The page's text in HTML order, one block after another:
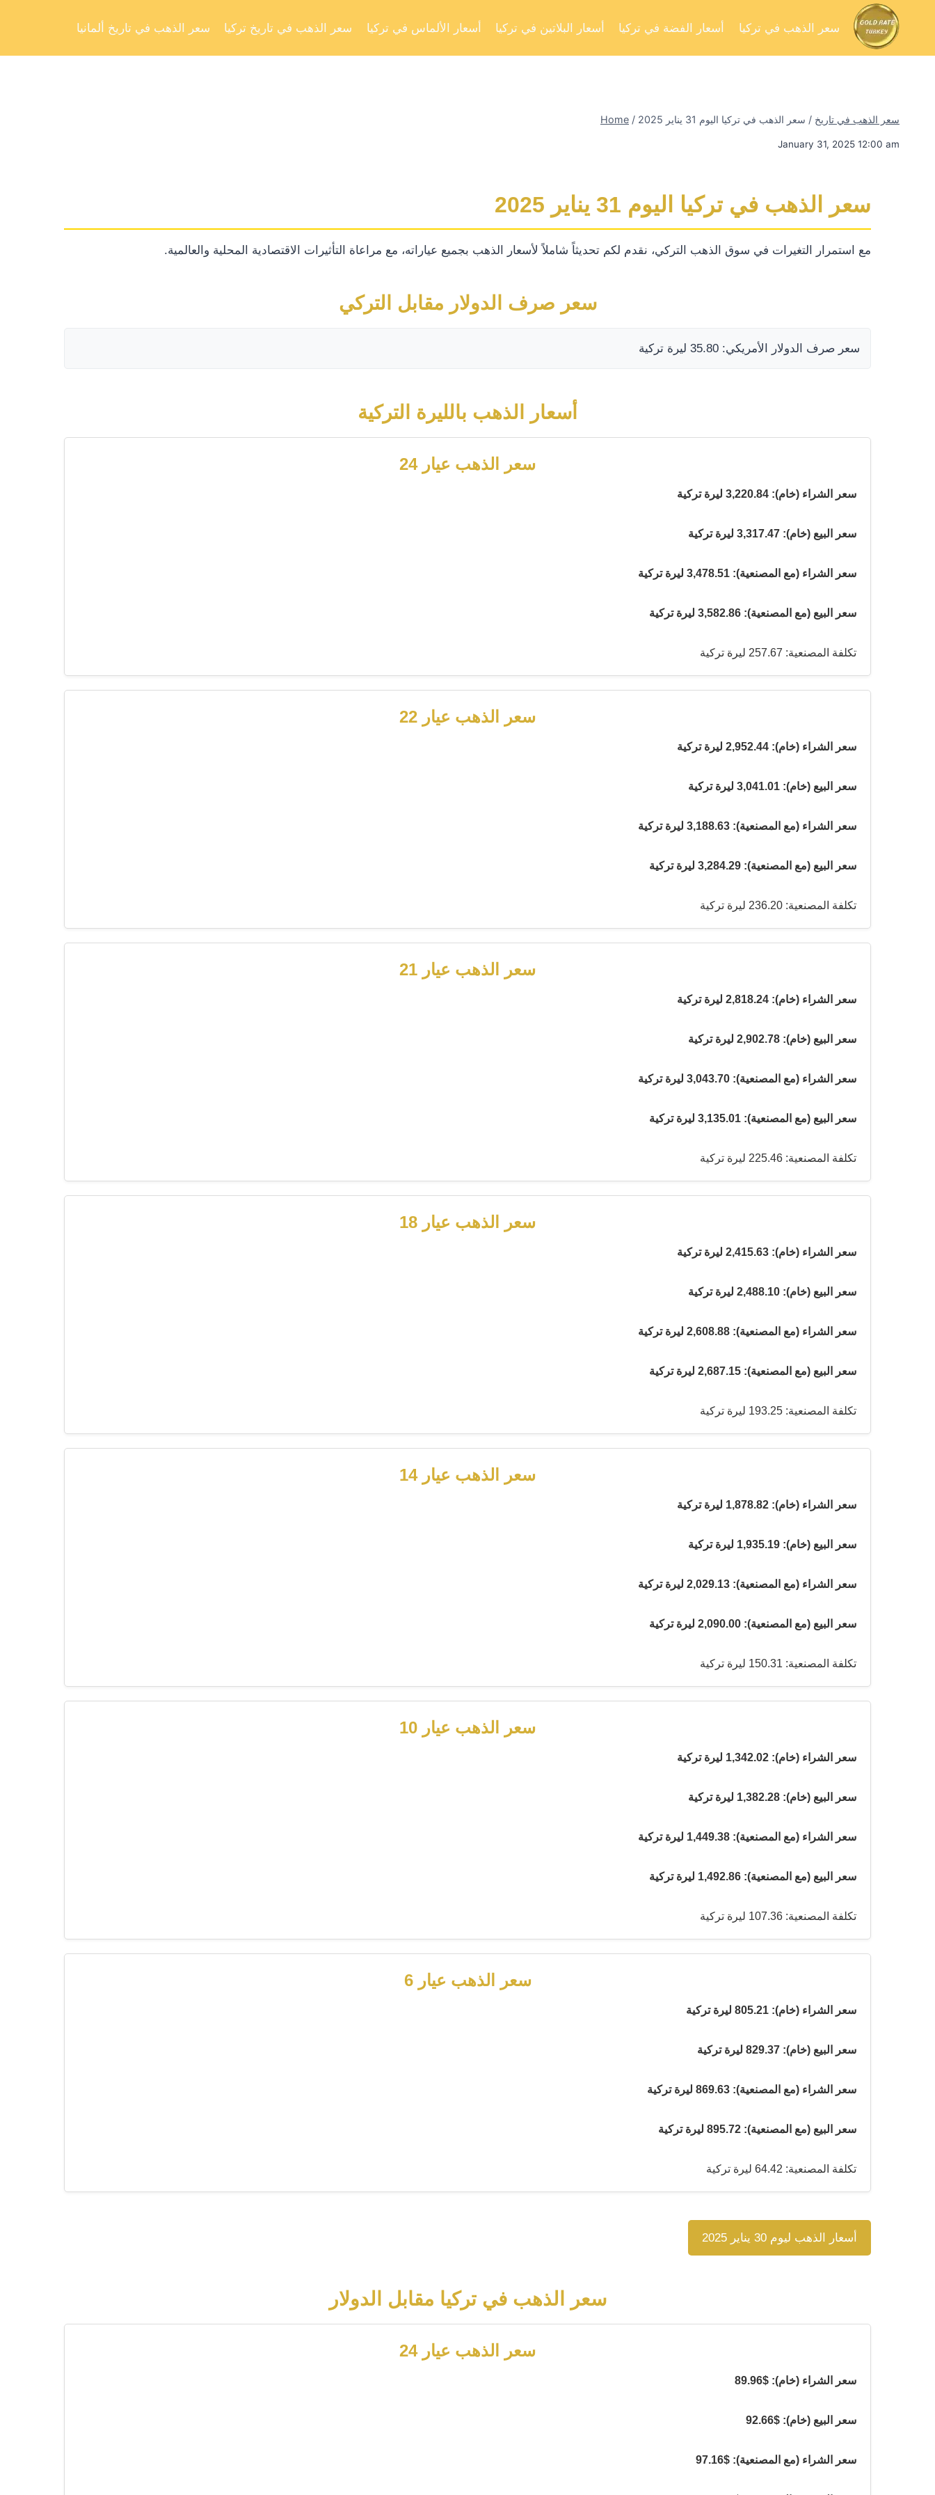
سعر الذهب في تاريخ ألمانيا سعر الذهب في تاريخ تركيا أسعار الألماس في تركيا أسعار البلاتين في تركيا أسعار الفضة في تركيا سعر الذهب في تركيا
Home / سعر الذهب في تاريخ / سعر الذهب في تركيا اليوم 31 يناير 2025
January 31, 2025 12:00 am
سعر الذهب في تركيا اليوم 31 يناير 2025
مع استمرار التغيرات في سوق الذهب التركي، نقدم لكم تحديثاً شاملاً لأسعار الذهب بجميع عياراته، مع مراعاة التأثيرات الاقتصادية المحلية والعالمية.
سعر صرف الدولار مقابل التركي
سعر صرف الدولار الأمريكي: 35.80 ليرة تركية
أسعار الذهب بالليرة التركية
سعر الذهب عيار 24
سعر الشراء (خام): 3,220.84 ليرة تركية
سعر البيع (خام): 3,317.47 ليرة تركية
سعر الشراء (مع المصنعية): 3,478.51 ليرة تركية
سعر البيع (مع المصنعية): 3,582.86 ليرة تركية
تكلفة المصنعية: 257.67 ليرة تركية
سعر الذهب عيار 22
سعر الشراء (خام): 2,952.44 ليرة تركية
سعر البيع (خام): 3,041.01 ليرة تركية
سعر الشراء (مع المصنعية): 3,188.63 ليرة تركية
سعر البيع (مع المصنعية): 3,284.29 ليرة تركية
تكلفة المصنعية: 236.20 ليرة تركية
سعر الذهب عيار 21
سعر الشراء (خام): 2,818.24 ليرة تركية
سعر البيع (خام): 2,902.78 ليرة تركية
سعر الشراء (مع المصنعية): 3,043.70 ليرة تركية
سعر البيع (مع المصنعية): 3,135.01 ليرة تركية
تكلفة المصنعية: 225.46 ليرة تركية
سعر الذهب عيار 18
سعر الشراء (خام): 2,415.63 ليرة تركية
سعر البيع (خام): 2,488.10 ليرة تركية
سعر الشراء (مع المصنعية): 2,608.88 ليرة تركية
سعر البيع (مع المصنعية): 2,687.15 ليرة تركية
تكلفة المصنعية: 193.25 ليرة تركية
سعر الذهب عيار 14
سعر الشراء (خام): 1,878.82 ليرة تركية
سعر البيع (خام): 1,935.19 ليرة تركية
سعر الشراء (مع المصنعية): 2,029.13 ليرة تركية
سعر البيع (مع المصنعية): 2,090.00 ليرة تركية
تكلفة المصنعية: 150.31 ليرة تركية
سعر الذهب عيار 10
سعر الشراء (خام): 1,342.02 ليرة تركية
سعر البيع (خام): 1,382.28 ليرة تركية
سعر الشراء (مع المصنعية): 1,449.38 ليرة تركية
سعر البيع (مع المصنعية): 1,492.86 ليرة تركية
تكلفة المصنعية: 107.36 ليرة تركية
سعر الذهب عيار 6
سعر الشراء (خام): 805.21 ليرة تركية
سعر البيع (خام): 829.37 ليرة تركية
سعر الشراء (مع المصنعية): 869.63 ليرة تركية
سعر البيع (مع المصنعية): 895.72 ليرة تركية
تكلفة المصنعية: 64.42 ليرة تركية
أسعار الذهب ليوم 30 يناير 2025
سعر الذهب في تركيا مقابل الدولار
سعر الذهب عيار 24
سعر الشراء (خام): $89.96
سعر البيع (خام): $92.66
سعر الشراء (مع المصنعية): $97.16